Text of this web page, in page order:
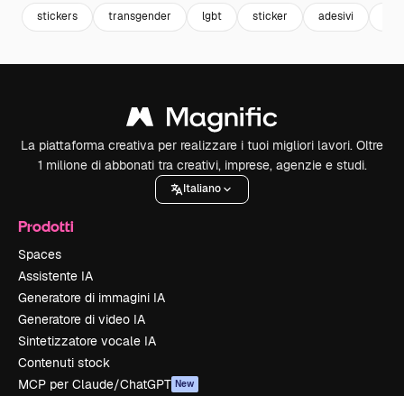
stickers transgender lgbt sticker adesivi
La piattaforma creativa per realizzare i tuoi migliori lavori. Oltre
1 milione di abbonati tra creativi, imprese, agenzie e studi.
Italiano
Prodotti
Spaces
Assistente IA
Generatore di immagini IA
Generatore di video IA
Sintetizzatore vocale IA
Contenuti stock
MCP per Claude/ChatGPT New